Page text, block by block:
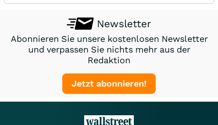
Newsletter
Abonnieren Sie unsere kostenlosen Newsletter
und verpassen Sie nichts mehr aus der
Redaktion
Jetzt abonnieren!